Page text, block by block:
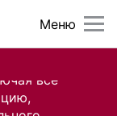
все
Меню